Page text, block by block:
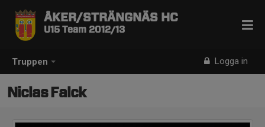
Truppen Logga in
ÅKER/STRÄNGNÄS HC
U15 Team 2012/13
Niclas Falck